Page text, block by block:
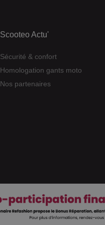
Scooteo Actu'
Sécurité & confort
Homologation gants moto
Nos partenaires